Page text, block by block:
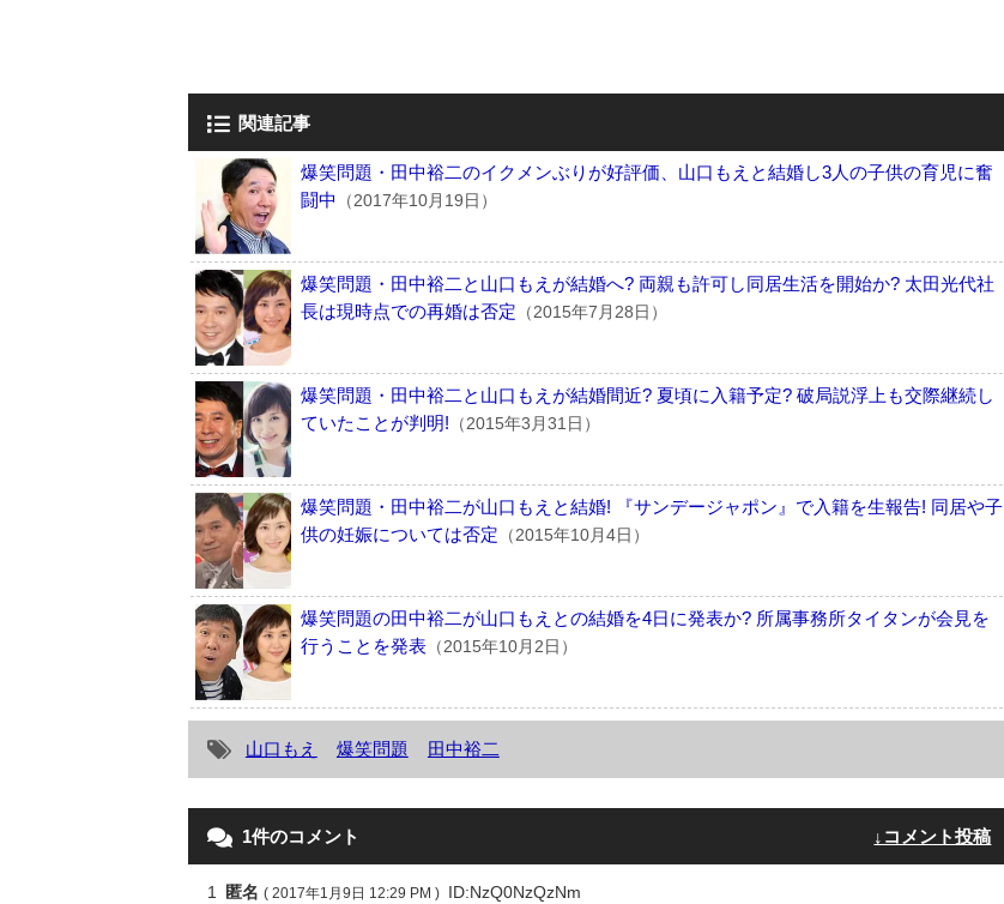
関連記事
爆笑問題・田中裕二のイクメンぶりが好評価、山口もえと結婚し3人の子供の育児に奮
闘中
（2017年10月19日）
爆笑問題・田中裕二と山口もえが結婚へ? 両親も許可し同居生活を開始か? 太田光代社
長は現時点での再婚は否定 （2015年7月28日）
爆笑問題・田中裕二と山口もえが結婚間近? 夏頃に入籍予定? 破局説浮上も交際継続し
ていたことが判明! （2015年3月31日）
爆笑問題・田中裕二が山口もえと結婚! 『サンデージャポン』で入籍を生報告! 同居や子
供の妊娠については否定 （2015年10月4日）
爆笑問題の田中裕二が山口もえとの結婚を4日に発表か? 所属事務所タイタンが会見を
行うことを発表 （2015年10月2日）
山口もえ 爆笑問題 田中裕二
1件のコメント ↓コメント投稿
1 匿名 ( 2017年1月9日 12:29 PM ) ID:NzQ0NzQzNm